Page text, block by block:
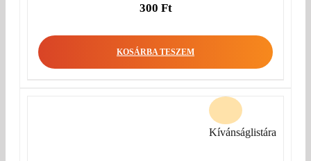
300 Ft
KOSÁRBA TESZEM
Kívánságlistára